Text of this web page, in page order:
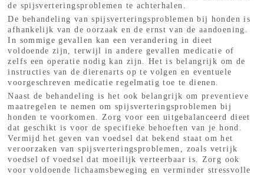
de spijsverteringsproblemen te achterhalen.
De behandeling van spijsverteringsproblemen bij honden is
afhankelijk van de oorzaak en de ernst van de aandoening.
In sommige gevallen kan een verandering in dieet
voldoende zijn, terwijl in andere gevallen medicatie of
zelfs een operatie nodig kan zijn. Het is belangrijk om de
instructies van de dierenarts op te volgen en eventuele
voorgeschreven medicatie regelmatig toe te dienen.
Naast de behandeling is het ook belangrijk om preventieve
maatregelen te nemen om spijsverteringsproblemen bij
honden te voorkomen. Zorg voor een uitgebalanceerd dieet
dat geschikt is voor de specifieke behoeften van je hond.
Vermijd het geven van voedsel dat bekend staat om het
veroorzaken van spijsverteringsproblemen, zoals vetrijk
voedsel of voedsel dat moeilijk verteerbaar is. Zorg ook
voor voldoende lichaamsbeweging en verminder stressvolle